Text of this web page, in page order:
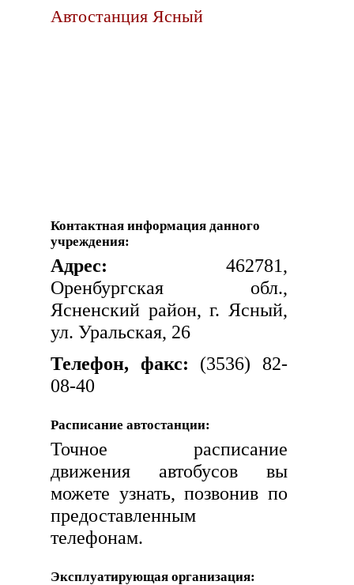
Автостанция Ясный
Контактная информация данного
учреждения:
Адрес: 462781,
Оренбургская обл.,
Ясненский район, г. Ясный,
ул. Уральская, 26
Телефон, факс: (3536) 82-
08-40
Расписание автостанции:
Точное расписание
движения автобусов вы
можете узнать, позвонив по
предоставленным
телефонам.
Эксплуатирующая организация: